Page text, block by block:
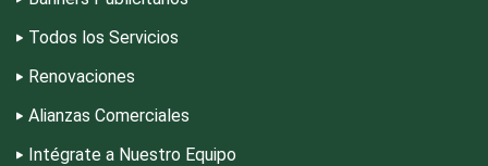
Estudios Fotográficos
Etiquetas
Todos los Servicios
Renovaciones
Alianzas Comerciales
Intégrate a Nuestro Equipo